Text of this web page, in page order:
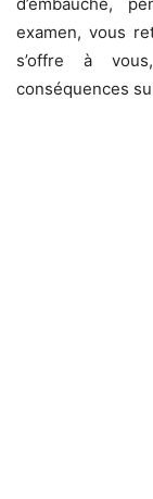
d’embauche,
examen, vous
s’offre à
conséquences